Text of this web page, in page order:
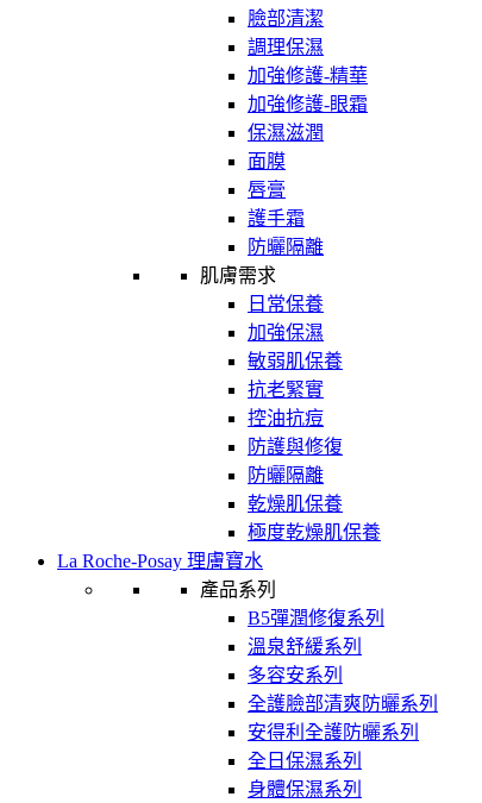
臉部清潔
調理保濕
加強修護-精華
加強修護-眼霜
保濕滋潤
面膜
唇膏
護手霜
防曬隔離
肌膚需求
日常保養
加強保濕
敏弱肌保養
抗老緊實
控油抗痘
防護與修復
防曬隔離
乾燥肌保養
極度乾燥肌保養
La Roche-Posay 理膚寶水
產品系列
B5彈潤修復系列
溫泉舒緩系列
多容安系列
全護臉部清爽防曬系列
安得利全護防曬系列
全日保濕系列
身體保濕系列